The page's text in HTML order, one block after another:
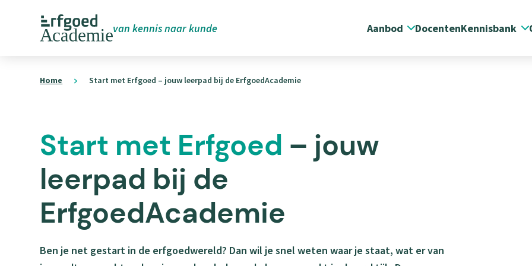
Overslaan
van kennis naar kunde Aanbod Submenu
DocentenKennisbank
Home Start met Erfgoed – jouw leerpad bij de ErfgoedAcademie
Start met Erfgoed – jouw
leerpad bij de
ErfgoedAcademie
Ben je net gestart in de erfgoedwereld? Dan wil je snel weten waar je staat, wat er van